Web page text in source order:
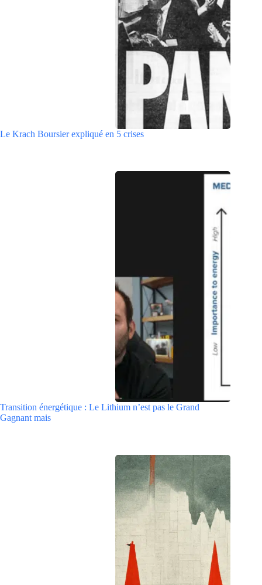
Le Krach Boursier expliqué en 5 crises
Transition énergétique : Le Lithium n’est pas le Grand
Gagnant mais